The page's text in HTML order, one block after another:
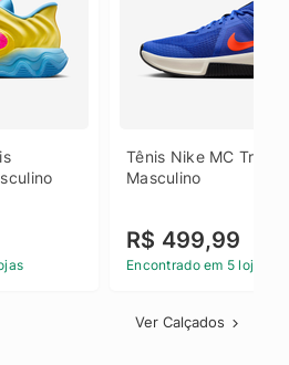
Tênis Nike MC
Masculino
R$ 499,99
Encontrado em 5 lojas
Ver Calçados